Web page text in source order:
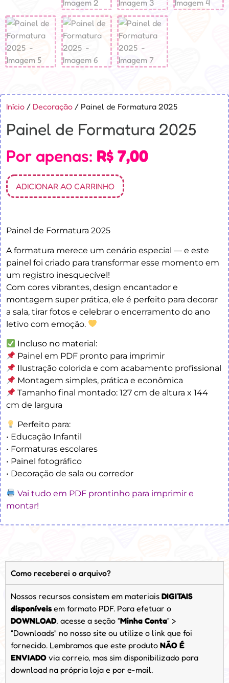
Início / Decoração / Painel de Formatura 2025
Painel de Formatura 2025
Por apenas: R$ 7,00
ADICIONAR AO CARRINHO
Painel de Formatura 2025
A formatura merece um cenário especial — e este
painel foi criado para transformar esse momento em
um registro inesquecível!
Com cores vibrantes, design encantador e
montagem super prática, ele é perfeito para decorar
a sala, tirar fotos e celebrar o encerramento do ano
letivo com emoção.
Incluso no material:
Painel em PDF pronto para imprimir
Ilustração colorida e com acabamento profissional
Montagem simples, prática e econômica
Tamanho final montado: 127 cm de altura x 144
cm de largura
Perfeito para:
• Educação Infantil
• Formaturas escolares
• Painel fotográfico
• Decoração de sala ou corredor
Vai tudo em PDF prontinho para imprimir e
montar!
Como receberei o arquivo?
Nossos recursos consistem em materiais DIGITAIS
disponíveis em formato PDF. Para efetuar o
DOWNLOAD, acesse a seção “Minha Conta” >
“Downloads” no nosso site ou utilize o link que foi
fornecido. Lembramos que este produto NÃO É
ENVIADO via correio, mas sim disponibilizado para
download na própria loja e por e-mail.